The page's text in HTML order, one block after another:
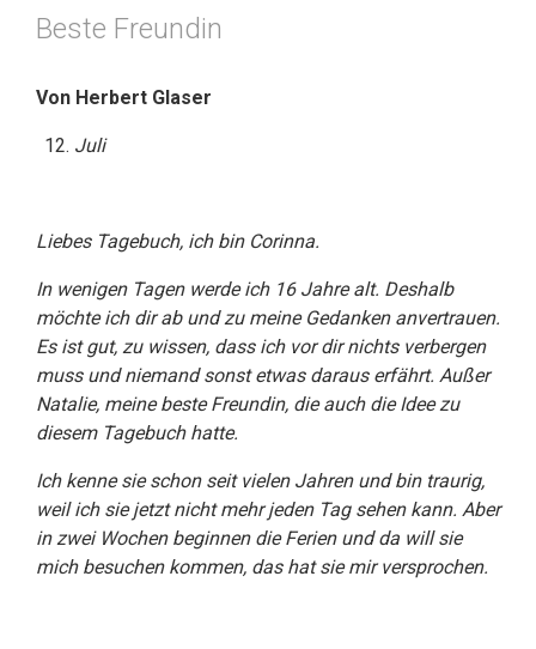
Beste Freundin
Von Herbert Glaser
Juli
Liebes Tagebuch, ich bin Corinna.
In wenigen Tagen werde ich 16 Jahre alt. Deshalb
möchte ich dir ab und zu meine Gedanken anvertrauen.
Es ist gut, zu wissen, dass ich vor dir nichts verbergen
muss und niemand sonst etwas daraus erfährt. Außer
Natalie, meine beste Freundin, die auch die Idee zu
diesem Tagebuch hatte.
Ich kenne sie schon seit vielen Jahren und bin traurig,
weil ich sie jetzt nicht mehr jeden Tag sehen kann. Aber
in zwei Wochen beginnen die Ferien und da will sie
mich besuchen kommen, das hat sie mir versprochen.